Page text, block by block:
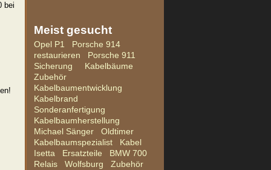
bei
Meist gesucht
Opel P1
Porsche 914
restaurieren
Porsche 911
Sicherung
Kabelbäume
Zubehör
Kabelbaumentwicklung
Kabelbrand
Sonderanfertigung
Kabelbaumherstellung
Michael Sänger
Oldtimer
Kabelbaumspezialist
Kabel
Isetta
Ersatzteile
BMW 700
Relais
Wolfsburg
Zubehör